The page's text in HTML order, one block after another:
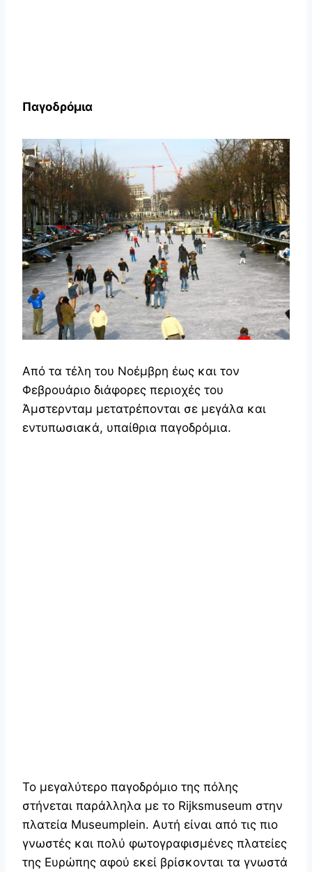
Παγοδρόμια
Από τα τέλη του Νοέμβρη έως και τον
Φεβρουάριο διάφορες περιοχές του
Άμστερνταμ μετατρέπονται σε μεγάλα και
εντυπωσιακά, υπαίθρια παγοδρόμια.
Το μεγαλύτερο παγοδρόμιο της πόλης
στήνεται παράλληλα με το Rijksmuseum στην
πλατεία Museumplein. Αυτή είναι από τις πιο
γνωστές και πολύ φωτογραφισμένες πλατείες
της Ευρώπης αφού εκεί βρίσκονται τα γνωστά